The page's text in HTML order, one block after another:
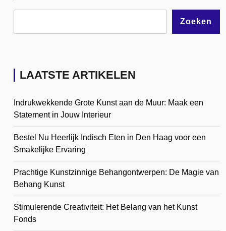
Zoeken
LAATSTE ARTIKELEN
Indrukwekkende Grote Kunst aan de Muur: Maak een
Statement in Jouw Interieur
Bestel Nu Heerlijk Indisch Eten in Den Haag voor een
Smakelijke Ervaring
Prachtige Kunstzinnige Behangontwerpen: De Magie van
Behang Kunst
Stimulerende Creativiteit: Het Belang van het Kunst
Fonds